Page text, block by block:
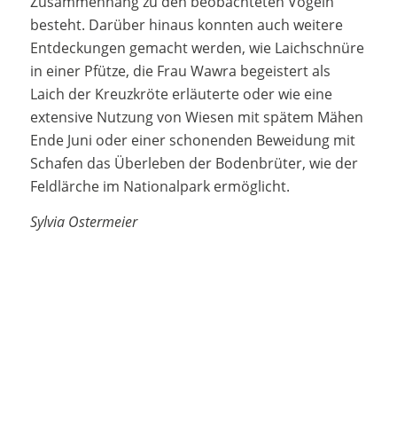
besteht. Darüber hinaus konnten auch weitere
Entdeckungen gemacht werden, wie Laichschnüre
in einer Pfütze, die Frau Wawra begeistert als
Laich der Kreuzkröte erläuterte oder wie eine
extensive Nutzung von Wiesen mit spätem Mähen
Ende Juni oder einer schonenden Beweidung mit
Schafen das Überleben der Bodenbrüter, wie der
Feldlärche im Nationalpark ermöglicht.
Sylvia Ostermeier